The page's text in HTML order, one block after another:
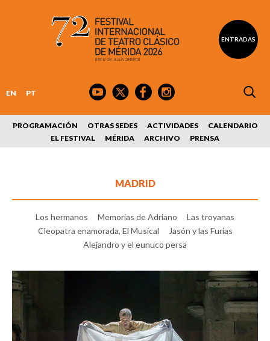
ENTRADAS
EN PT
PROGRAMACIÓN OTRAS SEDES ACTIVIDADES
CALENDARIO
EL FESTIVAL
MÉRIDA ARCHIVO PRENSA
MADRID
Los hermanos Memorias de Adriano
Las troyanas
Cleopatra enamorada, El Musical
Jasón y las Furias
Alejandro y el eunuco persa